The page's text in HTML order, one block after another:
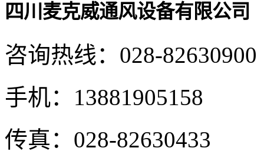
四川麦克威通风设备有限公司
咨询热线： 028-82630900
手机： 13881905158
传真： 028-82630433